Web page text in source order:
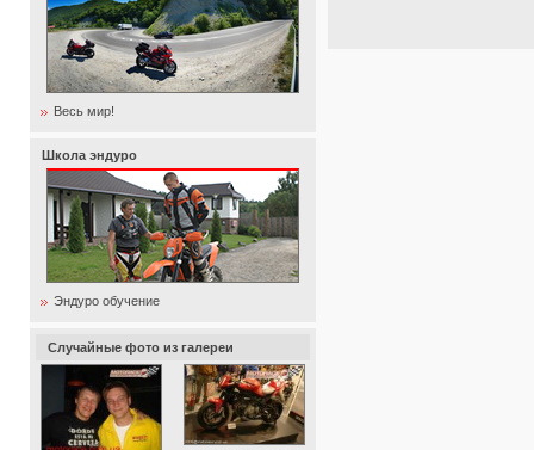
Весь мир!
Школа эндуро
Эндуро обучение
Случайные фото из галереи